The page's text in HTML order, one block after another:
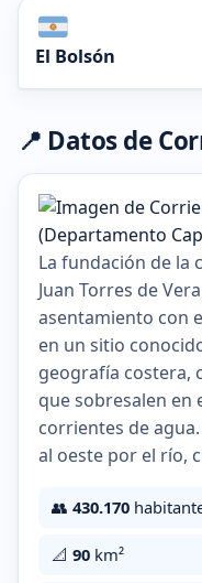
El Bolsón
📍 Datos de
La fundación de la
Juan Torres de
asentamiento con
en un sitio
geografía costera,
que sobresalen en
corrientes de
al oeste por el río,
👥 430.170
📐 90 km²